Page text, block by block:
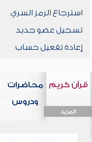
استرجاع الرمز السري
تسجيل عضو جديد
إعادة تفعيل حساب
قرآن كريم
المزيد
محاضرات
ودروس